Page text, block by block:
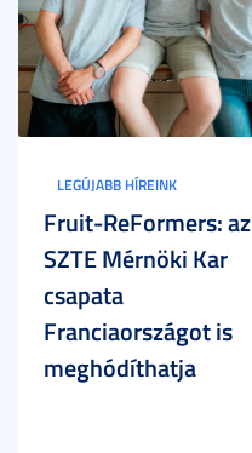
LEGÚJABB HÍREINK
Fruit-ReFormers: az
SZTE Mérnöki Kar
csapata
Franciaországot is
meghódíthatja